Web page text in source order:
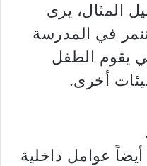
المثال، يرى
في المدرسة
يقوم الطفل
أخرى.
عوامل داخلية